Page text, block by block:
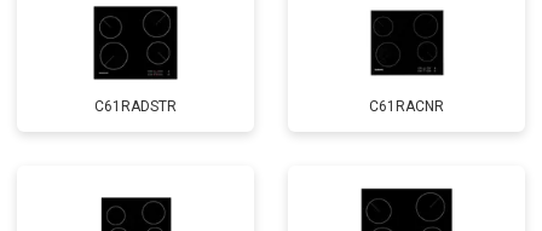
C61RADSTR C61RACNR